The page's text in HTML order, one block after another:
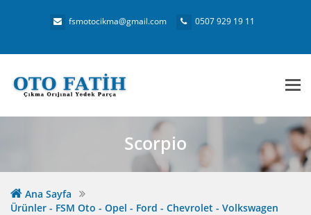
fsmotocikma@gmail.com 0507 929 19 11
Scorpio
Ana Sayfa
Ürünler - FSM Oto - Opel - Ford - Chevrolet - Volkswagen